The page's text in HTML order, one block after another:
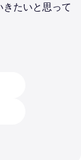
たいと思って